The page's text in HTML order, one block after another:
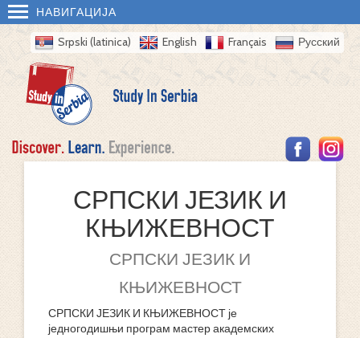
НАВИГАЦИЈА
Srpski (latinica) English Français Русский
СРПСКИ ЈЕЗИК И
КЊИЖЕВНОСТ
СРПСКИ ЈЕЗИК И
КЊИЖЕВНОСТ
СРПСКИ ЈЕЗИК И КЊИЖЕВНОСТ је
једногодишњи програм мастер академских